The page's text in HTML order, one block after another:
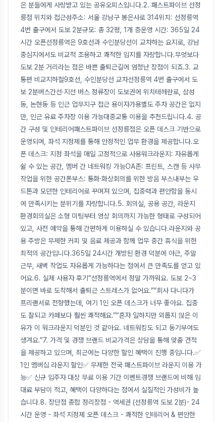
은 분들에게 사랑받고 있는 공유오피스입니다.2. 패스트파이브 선정
릉점 위치와 접근성주소: 서울 강남구 봉은사로 314위치: 선정릉역
4번 출구에서 도보 2분규모: 총 32평, 1개 층운영 시간: 365일 24
시간 오픈선정릉역은 9호선과 수인분당선이 교차하는 요지로, 강남
중심지에서도 비교적 조용하고 쾌적한 입지를 자랑합니다.무엇보다
도보 2분 거리라는 점은 바쁜 출퇴근길에 엄청난 장점이 되죠.3. 교
통편 비교지하철9호선, 수인분당선 교차선정릉역 4번 출구에서 도
보 2분버스간선·지선 버스 정류장이 도보권에 위치테헤란로, 삼성
동, 논현동 등 인근 업무지구 접근 용이자가용별도 주차 공간은 없지
만, 인근 유료 주차장 이용 가능대중교통 이용을 추천드립니다.4. 공
간 구성 및 인테리어패스트파이브 선정릉점은 오픈 데스크 기반으로
운영되며, 좌석 지정제를 통해 안정적인 업무 환경을 제공합니다.오
픈 데스크: 지정 좌석을 매일 고정적으로 사용워크라운지: 자유롭게
쉴 수 있는 공간, 멤버 간 네트워킹 가능OA존: 프린트, 스캔 등 사무
작업을 위한 공간폰부스: 통화·화상회의를 위한 방음 부스내부는 우
드톤과 모던한 인테리어로 꾸며져 있으며, 집중력과 편안함을 동시
에 만족시키는 분위기를 자랑합니다.5. 회의실, 공용 공간, 라운지
환경회의실은 소형 미팅부터 영상 회의까지 가능한 형태로 구성되어
있고, 사전 예약을 통해 간편하게 이용하실 수 있습니다.라운지와 공
용 주방은 무제한 커피 및 음료 제공과 함께 업무 중간 휴식을 위한
최적의 공간입니다.365일 24시간 개방된 환경 덕분에 야근, 주말
근무, 새벽 작업도 자유롭게 가능하다는 점에서 큰 만족도를 얻고 있
어요.6. 실제 사용자 후기“선정릉역에서 정말 가까워요. 도보 2~3
분이면 바로 도착해서 출퇴근 스트레스가 없어요.”“회사 다니다가
프리랜서로 전향했는데, 여기 1인 오픈 데스크가 너무 좋아요. 집중
도 잘되고 카페보다 훨씬 쾌적해요.”“혼자 일하지만 외롭지 않은 이
유가 이 워크라운지 덕분인 것 같아요. 네트워킹도 되고 동기부여도
생겨요.”7. 가격 및 경쟁 브랜드 비교가격은 상담을 통해 맞춤 견적
을 제공하고 있으며, 최근에는 다양한 할인 혜택이 진행 중입니다.✅
1인 멤버십 라운지 할인✅ 무제한 전국 패스트파이브 라운지 이용 가
능✅ 신규 입주자 대상 무료 이용 기간 이벤트경쟁 브랜드에 비해 임
대료 부담이 적고, 혜택이 다양하다는 점에서 실질적인 가성비가 높
습니다.8. 장단점 종합 정리장점 - 역세권 (선정릉역 도보 2분)- 24
시간 운영 - 좌석 지정제 오픈 데스크 - 쾌적한 인테리어 & 편안한